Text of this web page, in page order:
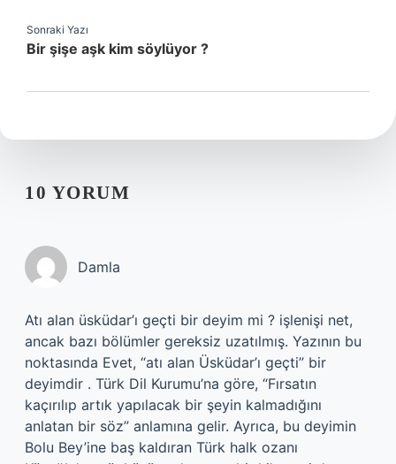
Sonraki Yazı
Bir şişe aşk kim söylüyor ?
10 YORUM
Damla
Atı alan üsküdar’ı geçti bir deyim mi ? işlenişi net,
ancak bazı bölümler gereksiz uzatılmış. Yazının bu
noktasında Evet, “atı alan Üsküdar’ı geçti” bir
deyimdir . Türk Dil Kurumu’na göre, “Fırsatın
kaçırılıp artık yapılacak bir şeyin kalmadığını
anlatan bir söz” anlamına gelir. Ayrıca, bu deyimin
Bolu Bey’ine baş kaldıran Türk halk ozanı